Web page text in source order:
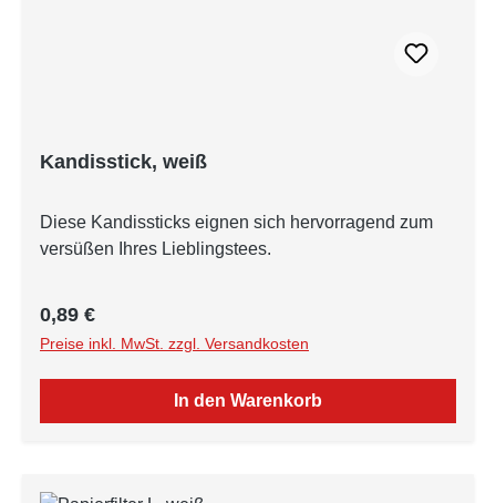
Kandisstick, weiß
Diese Kandissticks eignen sich hervorragend zum
versüßen Ihres Lieblingstees.
Regulärer Preis:
0,89 €
Preise inkl. MwSt. zzgl. Versandkosten
In den Warenkorb